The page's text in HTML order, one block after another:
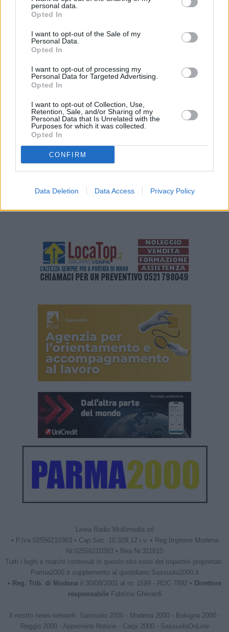
personal data.
Opted In
I want to opt-out of the Sale of my
Personal Data.
Opted In
I want to opt-out of processing my
Personal Data for Targeted Advertising.
Opted In
I want to opt-out of Collection, Use,
Retention, Sale, and/or Sharing of my
Personal Data that Is Unrelated with the
Purposes for which it was collected.
Opted In
CONFIRM
Data Deletion Data Access Privacy Policy
(+1,0 per cento nel 2019 e +1,2 nel 2020), in misura minore nei
servizi (+0,2 per cento nel 2019 e +0,7 nel 2020), mentre accelera
nelle costruzioni (+3,9 per cento nel 2019 e +3,0 nel 2020).
Il mercato del lavoro.
crescita degli occupati continua a superare quella delle forze di
lavoro. Si innalzano il tasso di attività e il tasso di occupazione.
Prosegue graduale la discesa del tasso di disoccupazione, al 5,6
per cento nel 2019 e al 5,3 per cento nel 2020.
Linea Radio Multimedia srl
• P.Iva 02556210363 • Cap.Soc. 10.329,12 i.v. • Reg.Imprese Modena
Nr.02556210363 • Rea Nr.311810
Tutti i loghi e marchi contenuti in questo sito sono dei rispettivi proprietari.
Parma2000.it supplemento al quotidiano Sassuolo2000.it
• Reg. Trib. di Modena il 30/08/2001 al nr. 1599 - ROC 7892 • Direttore
responsabileFabrizio Gherardi
Il nostro news-network: Sassuolo 2000- Modena 2000- Bologna 2000-
Reggio 2000- Appennino Notizie - Carpi 2000- SassuoloOnLine